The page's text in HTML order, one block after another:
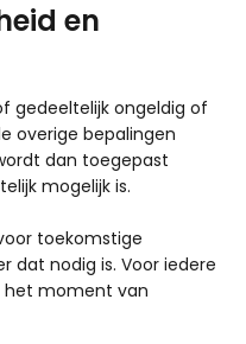
en
gedeeltelijk ongeldig of
overige bepalingen
dan toegepast
mogelijk is.
toekomstige
dat nodig is. Voor iedere
het moment van